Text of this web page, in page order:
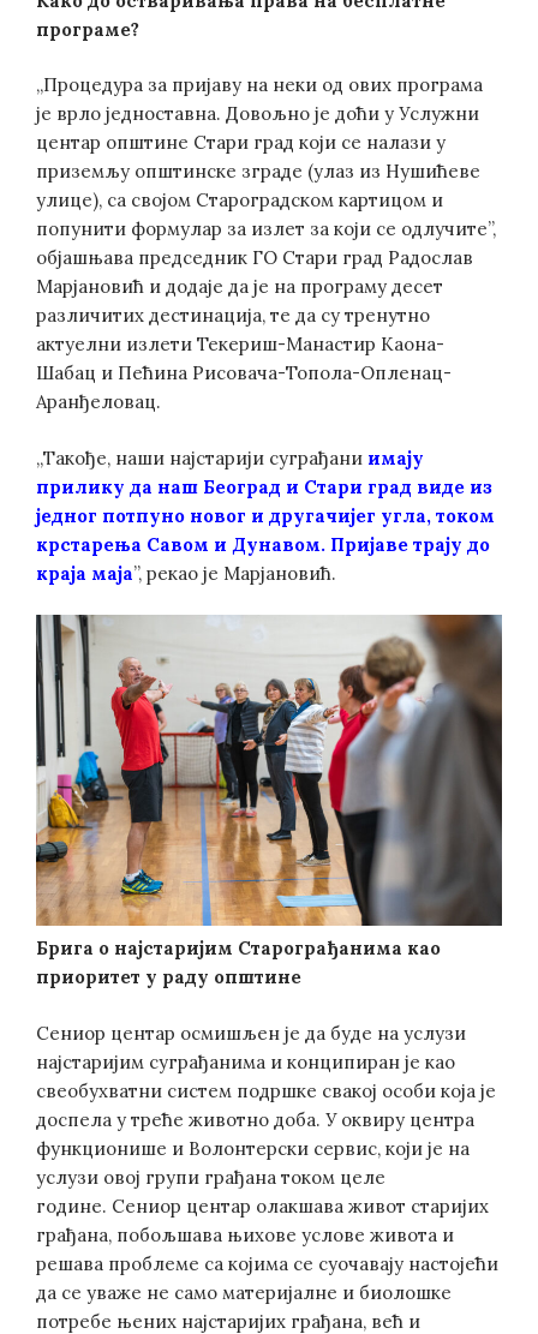
програме?
„Процедура за пријаву на неки од ових програма
је врло једноставна. Довољно је доћи у Услужни
центар општине Стари град који се налази у
приземљу општинске зграде (улаз из Нушићеве
улице), са својом Староградском картицом и
попунити формулар за излет за који се одлучите”,
објашњава председник ГО Стари град Радослав
Марјановић и додаје да је на програму десет
различитих дестинација, те да су тренутно
актуелни излети Текериш-Манастир Каона-
Шабац и Пећина Рисовача-Топола-Опленац-
Аранђеловац.
„Такође, наши најстарији суграђани имају
прилику да наш Београд и Стари град виде из
једног потпуно новог и другачијег угла, током
крстарења Савом и Дунавом. Пријаве трају до
краја маја”, рекао је Марјановић.
Брига о најстаријим Старограђанима као
приоритет у раду општине
Сениор центар осмишљен је да буде на услузи
најстаријим суграђанима и конципиран је као
свеобухватни систем подршке свакој особи која је
доспела у треће животно доба. У оквиру центра
функционише и Волонтерски сервис, који је на
услузи овој групи грађана током целе
године. Сениор центар олакшава живот старијих
грађана, побољшава њихове услове живота и
решава проблеме са којима се суочавају настојећи
да се уваже не само материјалне и биолошке
потребе њених најстаријих грађана, већ и